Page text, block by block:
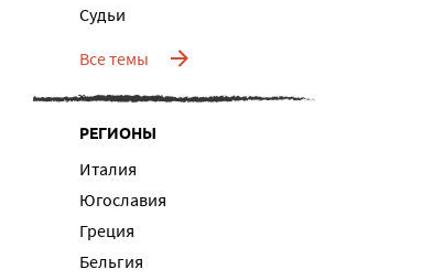
Судьи
Все темы
РЕГИОНЫ
Италия
Югославия
Греция
Бельгия